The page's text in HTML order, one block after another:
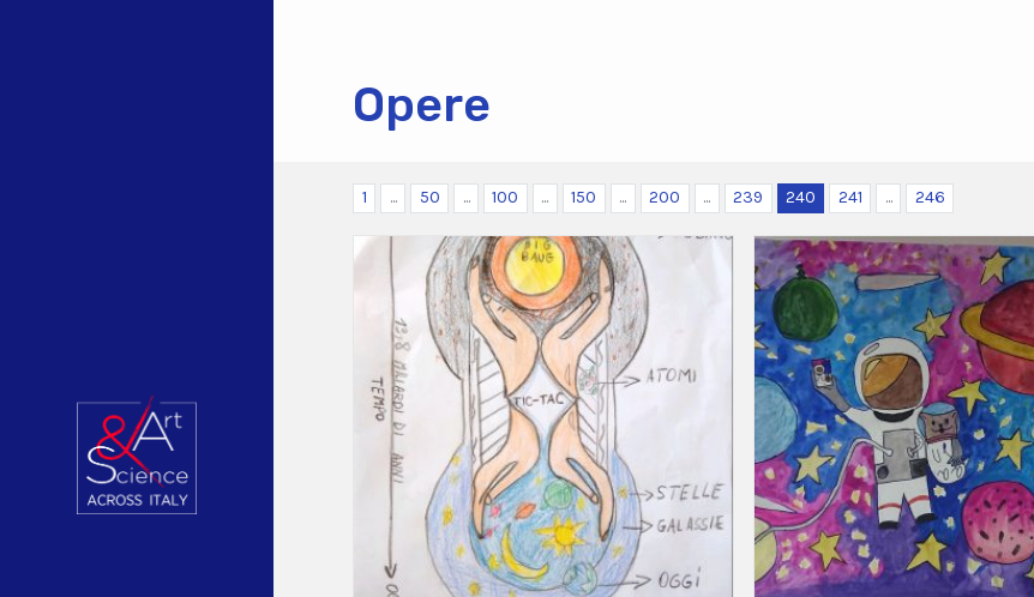
Opere
1 ... 50 ... 100 ... 150 ... 200 ... 239 240 241 ... 246